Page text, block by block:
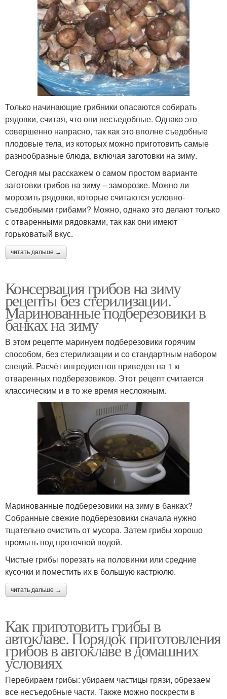
Только начинающие грибники опасаются собирать
рядовки, считая, что они несъедобные. Однако это
совершенно напрасно, так как это вполне съедобные
плодовые тела, из которых можно приготовить самые
разнообразные блюда, включая заготовки на зиму.
Сегодня мы расскажем о самом простом варианте
заготовки грибов на зиму – заморозке. Можно ли
морозить рядовки, которые считаются условно-
съедобными грибами? Можно, однако это делают только
с отваренными рядовками, так как они имеют
горьковатый вкус.
читать дальше →
Консервация грибов на зиму
рецепты без стерилизации.
Маринованные подберезовики в
банках на зиму
В этом рецепте маринуем подберезовики горячим
способом, без стерилизации и со стандартным набором
специй. Расчёт ингредиентов приведен на 1 кг
отваренных подберезовиков. Этот рецепт считается
классическим и в то же время несложным.
Маринованные подберезовики на зиму в банках?
Собранные свежие подберезовики сначала нужно
тщательно очистить от мусора. Затем грибы хорошо
промыть под проточной водой.
Чистые грибы порезать на половинки или средние
кусочки и поместить их в большую кастрюлю.
читать дальше →
Как приготовить грибы в
автоклаве. Порядок приготовления
грибов в автоклаве в домашних
условиях
Перебираем грибы: убираем частицы грязи, обрезаем
все несъедобные части. Также можно поскрести в